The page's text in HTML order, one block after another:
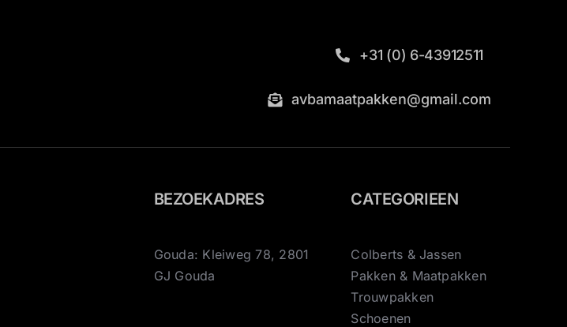
+31 (0) 6-43912511
avbamaatpakken@gmail.com
BEZOEKADRES
Gouda: Kleiweg 78, 2801
GJ Gouda
CATEGORIEEN
Colberts & Jassen
Pakken & Maatpakken
Trouwpakken
Schoenen